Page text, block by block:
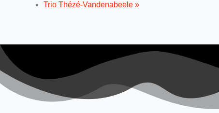
Trio Thézé-Vandenabeele »